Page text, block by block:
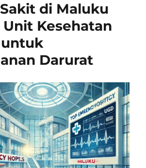
di Maluku
Kesehatan
untuk
Darurat